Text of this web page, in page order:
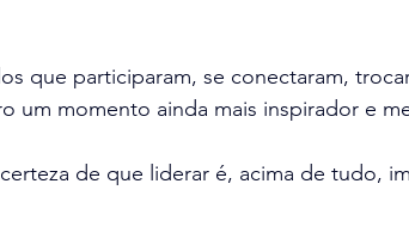
que participaram, se conectaram,
um momento ainda mais inspirador e
de que liderar é, acima de tudo,